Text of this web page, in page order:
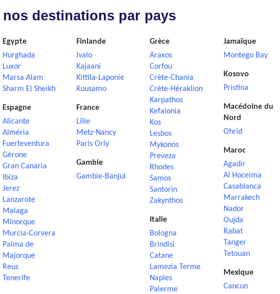
destinations par pays
Egypte
Hurghada
Luxor
Marsa Alam
Sharm El Sheikh
Espagne
Alicante
Alméria
Fuerteventura
Gérone
Gran Canaria
Ibiza
Jerez
Lanzarote
Malaga
Minorque
Murcia-Corvera
Palma de
Majorque
Reus
Tenerife
Finlande
Ivalo
Kajaani
Kittila-Laponie
Kuusamo
France
Lille
Metz-Nancy
Paris Orly
Gambie
Gambie-Banjul
Grèce
Araxos
Corfou
Crète-Chania
Crète-Héraklion
Karpathos
Kefalonia
Kos
Lesbos
Mykonos
Preveza
Rhodes
Samos
Santorin
Zakynthos
Italie
Bologna
Brindisi
Catane
Lamezia Terme
Naples
Palerme
Jamaïque
Montego Bay
Kosovo
Pristina
Macédoine du
Nord
Ohrid
Maroc
Agadir
Al Hoceima
Casablanca
Marrakech
Nador
Oujda
Rabat
Tanger
Tetouan
Mexique
Cancun